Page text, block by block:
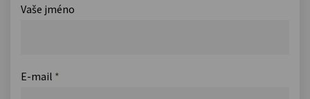
Vaše jméno
E-mail *